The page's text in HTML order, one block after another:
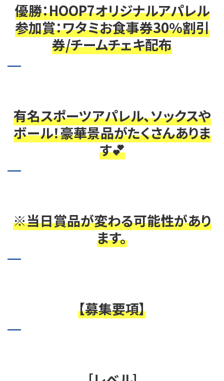
優勝：HOOP7オリジナルアパレル
参加賞：ワタミお食事券30％割引
券/チームチェキ配布
有名スポーツアパレル、ソックスや
ボール！豪華景品がたくさんありま
す💕
※当日賞品が変わる可能性があり
ます。
【募集要項】